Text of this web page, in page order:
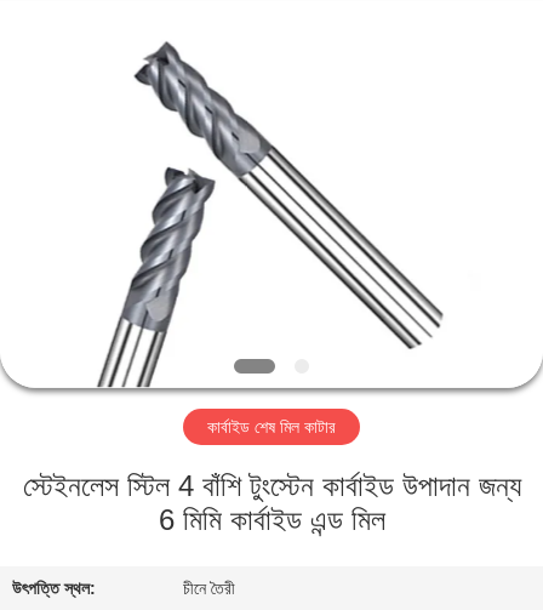
কারখানা
কার্বাইড শেষ মিল কাটার
স্টেইনলেস স্টিল 4 বাঁশি টুংস্টেন কার্বাইড উপাদান জন্য
6 মিমি কার্বাইড এন্ড মিল
উৎপত্তি স্থল: চীনে তৈরী